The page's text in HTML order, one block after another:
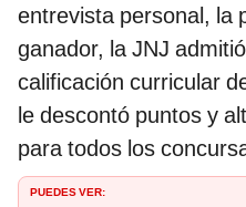
entrevista personal, la
ganador, la JNJ
calificación curricular
le descontó puntos y
para todos los
PUEDES VER: